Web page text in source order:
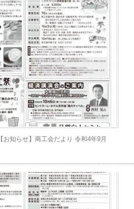
【お知らせ】商工会だより 令和4年9月